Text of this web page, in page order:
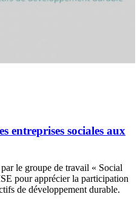
entreprises sociales aux
le groupe de travail « Social
pour apprécier la participation
de développement durable.